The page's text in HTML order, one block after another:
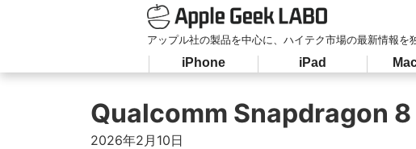
アップル社の製品を中心に、ハイテク市場の最新情報を
iPhone iPad
Qualcomm Snapdragon 8
2026年2月10日